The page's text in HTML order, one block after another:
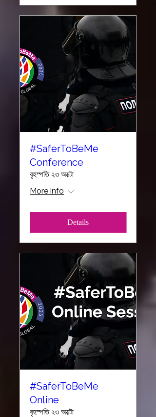
#SaferToBeMe
Conference
বৃহস্পতি ২৩ অক্টো
More info
Details
#SaferToBeMe
Online
বৃহস্পতি ২৩ অক্টো